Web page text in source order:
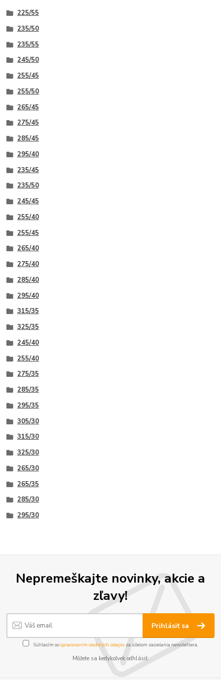
225/55
235/50
235/55
245/50
255/45
255/50
265/45
275/45
285/45
295/40
235/45
235/50
245/45
255/40
255/45
265/40
275/40
285/40
295/40
315/35
325/35
245/40
255/40
275/35
285/35
295/35
305/30
315/30
325/30
265/30
265/35
285/30
295/30
Nepremeškajte novinky, akcie a
zľavy!
Prihlásiť sa
Súhlasím sospracovaním osobných údajov za účelom zasielania newslettera.
Môžete sa kedykoľvek odhlásiť.